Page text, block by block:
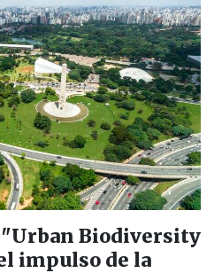
"Urban Biodiversity
impulso de la